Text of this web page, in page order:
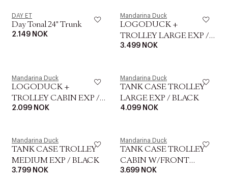
DAY ET
Day Tonal 24" Trunk
2.149 NOK
Mandarina Duck
LOGODUCK +
TROLLEY LARGE EXP /
SILVER
3.499 NOK
Mandarina Duck
LOGODUCK +
TROLLEY CABIN EXP /
BLACK
2.099 NOK
Mandarina Duck
TANK CASE TROLLEY
LARGE EXP / BLACK
4.099 NOK
Mandarina Duck
TANK CASE TROLLEY
MEDIUM EXP / BLACK
3.799 NOK
Mandarina Duck
TANK CASE TROLLEY
CABIN W/FRONT
POCKET / BLACK
3.699 NOK